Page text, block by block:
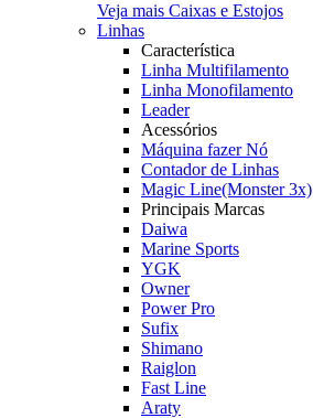
Veja mais Caixas e Estojos
Linhas
Característica
Linha Multifilamento
Linha Monofilamento
Leader
Acessórios
Máquina fazer Nó
Contador de Linhas
Magic Line(Monster 3x)
Principais Marcas
Daiwa
Marine Sports
YGK
Owner
Power Pro
Sufix
Shimano
Raiglon
Fast Line
Araty